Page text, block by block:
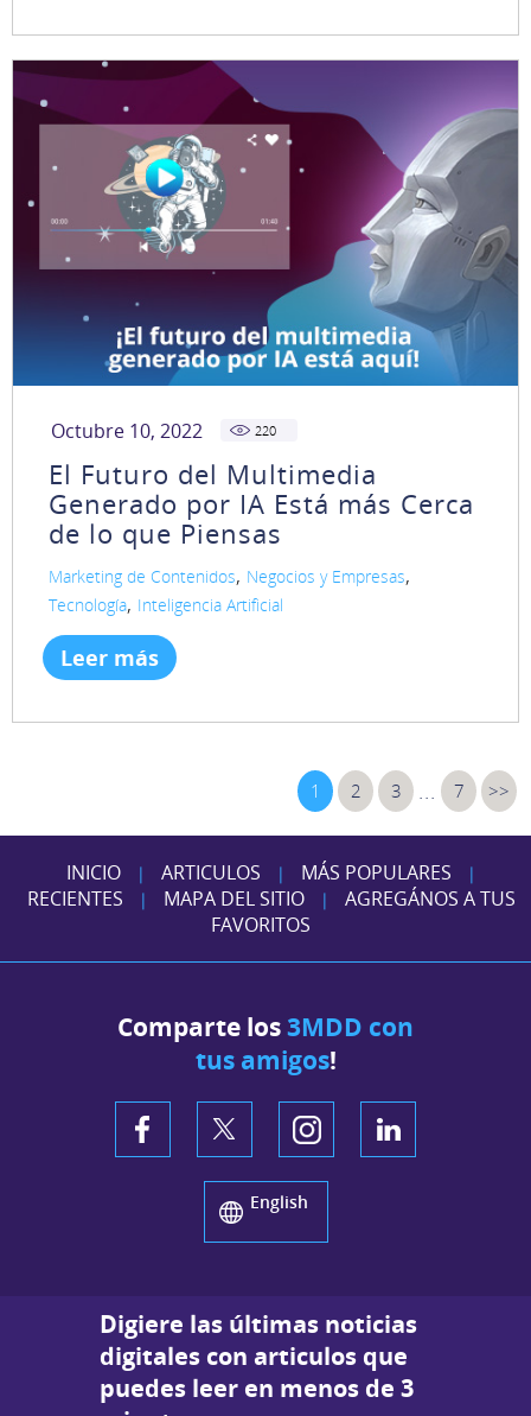
Octubre 10, 2022 220
El Futuro del Multimedia
Generado por IA Está más Cerca
de lo que Piensas
Marketing de Contenidos, Negocios y Empresas,
Tecnología, Inteligencia Artificial
Leer más
1 2 3 ... 7 >>
INICIO | ARTICULOS | MÁS POPULARES |
RECIENTES | MAPA DEL SITIO |
AGREGÁNOS A TUS
FAVORITOS
Comparte los3MDD con
tus amigos!
English
Digiere las últimas noticias
digitales con articulos que
puedes leer en menos de 3